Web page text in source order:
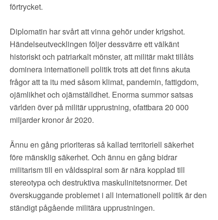
förtrycket.
Diplomatin har svårt att vinna gehör under krigshot.
Händelseutvecklingen följer dessvärre ett välkänt
historiskt och patriarkalt mönster, att militär makt tillåts
dominera internationell politik trots att det finns akuta
frågor att ta itu med såsom klimat, pandemin, fattigdom,
ojämlikhet och ojämställdhet. Enorma summor satsas
världen över på militär upprustning, ofattbara 20 000
miljarder kronor år 2020.
Ännu en gång prioriteras så kallad territoriell säkerhet
före mänsklig säkerhet. Och ännu en gång bidrar
militarism till en våldsspiral som är nära kopplad till
stereotypa och destruktiva maskulinitetsnormer. Det
överskuggande problemet i all internationell politik är den
ständigt pågående militära upprustningen.